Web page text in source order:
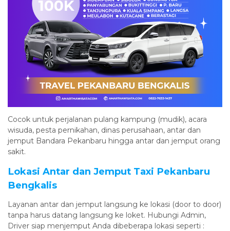
Cocok untuk perjalanan pulang kampung (mudik), acara
wisuda, pesta pernikahan, dinas perusahaan, antar dan
jemput Bandara Pekanbaru hingga antar dan jemput orang
sakit.
Lokasi Antar dan Jemput Taxi Pekanbaru
Bengkalis
Layanan antar dan jemput langsung ke lokasi (door to door)
tanpa harus datang langsung ke loket. Hubungi Admin,
Driver siap menjemput Anda dibeberapa lokasi seperti :